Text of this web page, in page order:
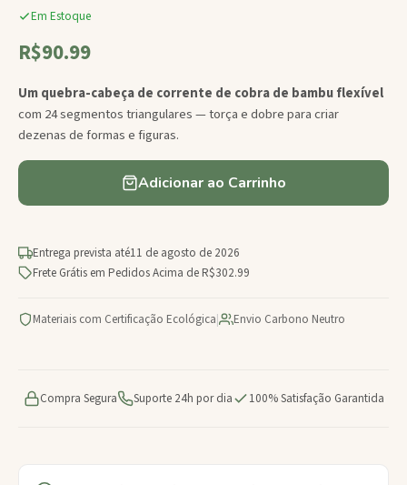
Em Estoque
R$90.99
Um quebra-cabeça de corrente de cobra de bambu flexível
com 24 segmentos triangulares — torça e dobre para criar
dezenas de formas e figuras.
Adicionar ao Carrinho
Entrega prevista até11 de agosto de 2026
Frete Grátis em Pedidos Acima de R$302.99
Materiais com Certificação Ecológica| Envio Carbono Neutro
Compra Segura Suporte 24h por dia 100% Satisfação Garantida